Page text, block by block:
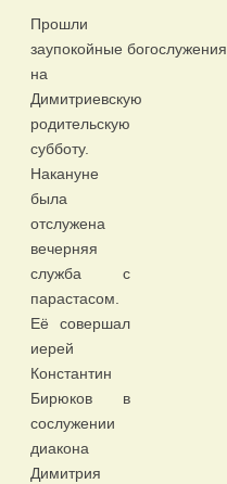
Прошли
заупокойные богослужения
на
Димитриевскую
родительскую
субботу.
Накануне
была
отслужена
вечерняя
служба с
парастасом.
Её совершал
иерей
Константин
Бирюков в
сослужении
диакона
Димитрия